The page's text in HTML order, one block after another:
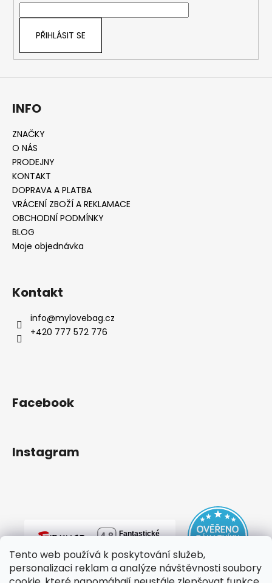
Tento web používá k poskytování služeb,
personalizaci reklam a analýze návštěvnosti soubory
PŘIHLÁSIT SE
INFO
ZNAČKY
O NÁS
PRODEJNY
KONTAKT
DOPRAVA A PLATBA
VRÁCENÍ ZBOŽÍ A REKLAMACE
OBCHODNÍ PODMÍNKY
BLOG
Moje objednávka
Kontakt
info@mylovebag.cz
+420 777 572 776
Facebook
Instagram